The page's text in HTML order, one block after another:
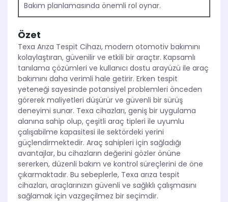
Bakım planlamasında önemli rol oynar.
Özet
Texa Arıza Tespit Cihazı, modern otomotiv bakımını
kolaylaştıran, güvenilir ve etkili bir araçtır. Kapsamlı
tanılama çözümleri ve kullanıcı dostu arayüzü ile araç
bakımını daha verimli hale getirir. Erken tespit
yeteneği sayesinde potansiyel problemleri önceden
görerek maliyetleri düşürür ve güvenli bir sürüş
deneyimi sunar. Texa cihazları, geniş bir uygulama
alanına sahip olup, çeşitli araç tipleri ile uyumlu
çalışabilme kapasitesi ile sektördeki yerini
güçlendirmektedir. Araç sahipleri için sağladığı
avantajlar, bu cihazların değerini gözler önüne
sererken, düzenli bakım ve kontrol süreçlerini de öne
çıkarmaktadır. Bu sebeplerle, Texa arıza tespit
cihazları, araçlarınızın güvenli ve sağlıklı çalışmasını
sağlamak için vazgeçilmez bir seçimdir.